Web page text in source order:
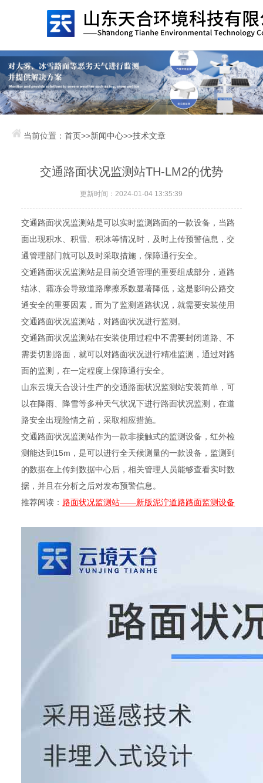
当前位置：首页>>新闻中心>>技术文章
交通路面状况监测站TH-LM2的优势
更新时间：2024-01-04 13:35:39
交通路面状况监测站是可以实时监测路面的一款设备，当路
面出现积水、积雪、积冰等情况时，及时上传预警信息，交
通管理部门就可以及时采取措施，保障通行安全。
交通路面状况监测站是目前交通管理的重要组成部分，道路
结冰、霜冻会导致道路摩擦系数显著降低，这是影响公路交
通安全的重要因素，而为了监测道路状况，就需要安装使用
交通路面状况监测站，对路面状况进行监测。
交通路面状况监测站在安装使用过程中不需要封闭道路、不
需要切割路面，就可以对路面状况进行精准监测，通过对路
面的监测，在一定程度上保障通行安全。
山东云境天合设计生产的交通路面状况监测站安装简单，可
以在降雨、降雪等多种天气状况下进行路面状况监测，在道
路安全出现险情之前，采取相应措施。
交通路面状况监测站作为一款非接触式的监测设备，红外检
测能达到15m，是可以进行全天候测量的一款设备，监测到
的数据在上传到数据中心后，相关管理人员能够查看实时数
据，并且在分析之后对发布预警信息。
推荐阅读： 路面状况监测站——新版泥泞道路路面监测设备